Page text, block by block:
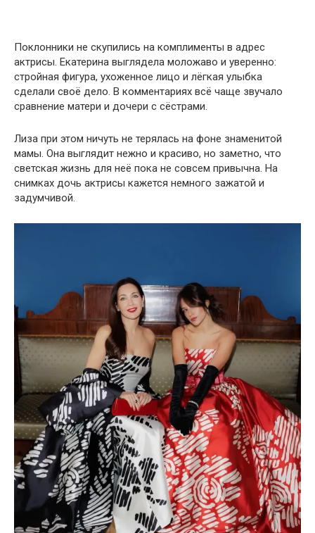
Поклонники не скупились на комплименты в адрес
актрисы. Екатерина выглядела моложаво и уверенно:
стройная фигура, ухоженное лицо и лёгкая улыбка
сделали своё дело. В комментариях всё чаще звучало
сравнение матери и дочери с сёстрами.
Лиза при этом ничуть не терялась на фоне знаменитой
мамы. Она выглядит нежно и красиво, но заметно, что
светская жизнь для неё пока не совсем привычна. На
снимках дочь актрисы кажется немного зажатой и
задумчивой.